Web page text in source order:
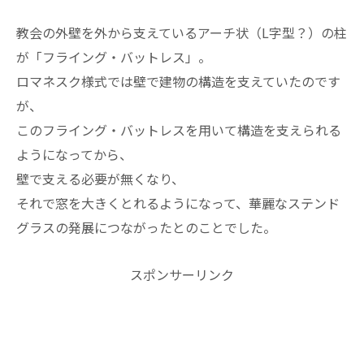
教会の外壁を外から支えているアーチ状（L字型？）の柱
が「フライング・バットレス」。
ロマネスク様式では壁で建物の構造を支えていたのです
が、
このフライング・バットレスを用いて構造を支えられる
ようになってから、
壁で支える必要が無くなり、
それで窓を大きくとれるようになって、華麗なステンド
グラスの発展につながったとのことでした。
スポンサーリンク